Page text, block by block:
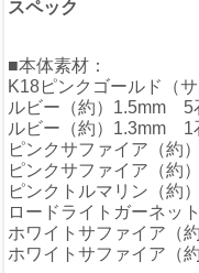
スペック
■本体素材：
K18ピンクゴールド（サ
ルビー（約）1.5mm 5
ルビー（約）1.3mm 1
ピンクサファイア（約
ピンクサファイア（約
ピンクトルマリン（約
ロードライトガーネッ
ホワイトサファイア（
ホワイトサファイア（